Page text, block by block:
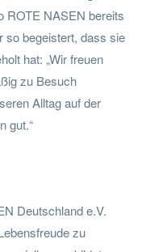
ROTE NASEN bereits
so begeistert, dass sie
hat: „Wir freuen
zu Besuch
Alltag auf der
gut.“
Deutschland e.V.
zu